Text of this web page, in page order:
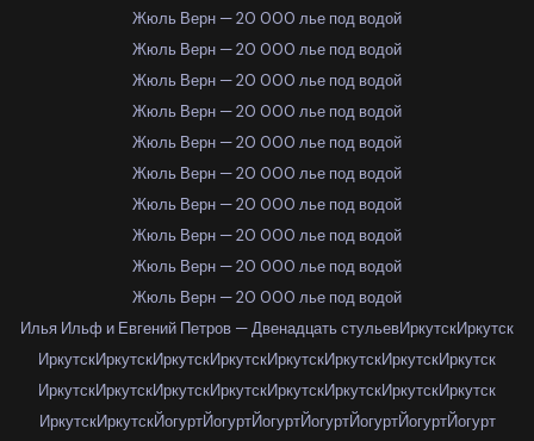
Жюль Верн — 20 000 лье под водой
Жюль Верн — 20 000 лье под водой
Жюль Верн — 20 000 лье под водой
Жюль Верн — 20 000 лье под водой
Жюль Верн — 20 000 лье под водой
Жюль Верн — 20 000 лье под водой
Жюль Верн — 20 000 лье под водой
Жюль Верн — 20 000 лье под водой
Жюль Верн — 20 000 лье под водой
Жюль Верн — 20 000 лье под водой
Илья Ильф и Евгений Петров — Двенадцать стульевИркутскИркутск
ИркутскИркутскИркутскИркутскИркутскИркутскИркутскИркутск
ИркутскИркутскИркутскИркутскИркутскИркутскИркутскИркутск
ИркутскИркутскЙогуртЙогуртЙогуртЙогуртЙогуртЙогуртЙогурт